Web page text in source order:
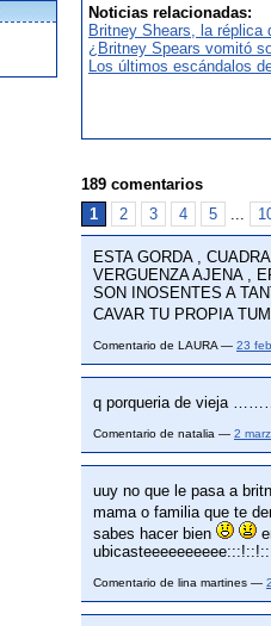
Noticias relacionadas:
Britney Shears, la réplica
¿Britney Spears vomitó
Los últimos escándalos
189 comentarios
1
2 3 4 5 ...
ESTA GORDA ,
VERGUENZA AJENA ,
SON INOSENTES A
CAVAR TU PROPIA
Comentario de LAURA — 23
q porqueria de vieja
Comentario de natalia — 2
uuy no que le pasa a
mama o familia que te
sabes hacer bien
Comentario de lina martines —